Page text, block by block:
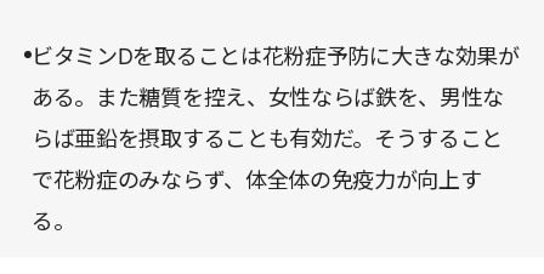
ビタミンDを取ることは花粉症予防に大きな効果が
ある。また糖質を控え、女性ならば鉄を、男性な
らば亜鉛を摂取することも有効だ。そうすること
で花粉症のみならず、体全体の免疫力が向上す
る。